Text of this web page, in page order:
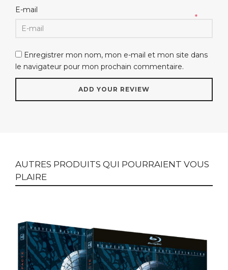
E-mail
*
Enregistrer mon nom, mon e-mail et mon site dans
le navigateur pour mon prochain commentaire.
AUTRES PRODUITS QUI POURRAIENT VOUS
PLAIRE